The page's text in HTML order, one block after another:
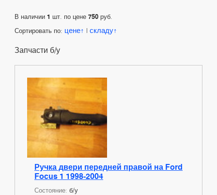
В наличии 1 шт. по цене 750 руб.
Сортировать по: цене | складу
Запчасти б/у
Ручка двери передней правой на Ford
Focus 1 1998-2004
Состояние: б/у